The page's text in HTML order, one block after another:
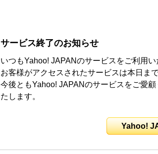
サービス終了のお知らせ
いつもYahoo! JAPANのサービスをご利用
お客様がアクセスされたサービスは本日ま
今後ともYahoo! JAPANのサービスをご愛
たします。
Yahoo!